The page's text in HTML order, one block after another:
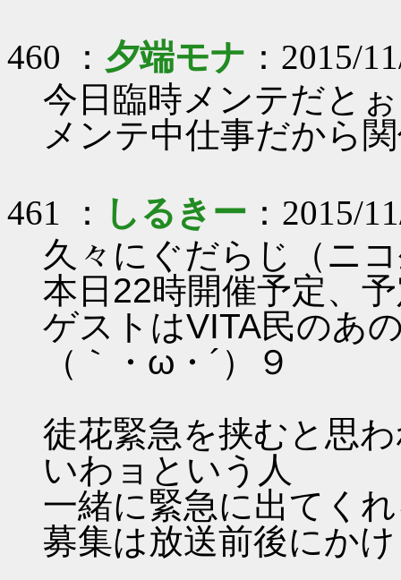
460 ： 夕端モナ ：2015/
今日臨時メンテだと
メンテ中仕事だから
461 ： しるきー ：2015/
久々にぐだらじ（ニ
本日22時開催予定、
ゲストはVITA民のあ
（｀・ω・´）９
徒花緊急を挟むと思
いわョという人
一緒に緊急に出てく
募集は放送前後にか